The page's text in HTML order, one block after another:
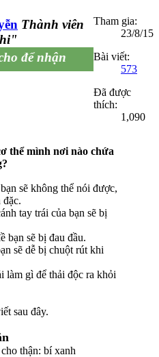
Thành viên
để nhận
Tham gia:
23/8/15
Bài viết:
573
Đã được
thích:
1,090
thể mình nơi nào chứa
sẽ không thể nói được,
đặc.
tay trái của bạn sẽ bị
bạn sẽ bị đau đầu.
sẽ dễ bị chuột rút khi
làm gì để thải độc ra khỏi
sau đây.
thận: bí xanh